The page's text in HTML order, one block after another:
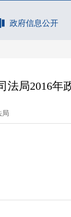
政府信息公开
法局2016年
局